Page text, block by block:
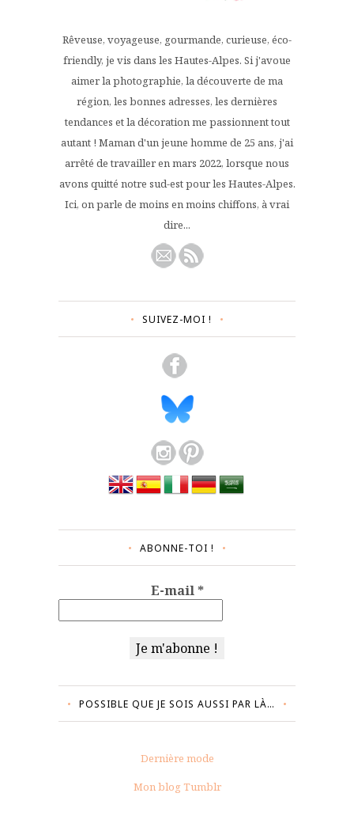
Rêveuse, voyageuse, gourmande, curieuse, éco-
friendly, je vis dans les Hautes-Alpes. Si j'avoue
aimer la photographie, la découverte de ma
région, les bonnes adresses, les dernières
tendances et la décoration me passionnent tout
autant ! Maman d'un jeune homme de 25 ans, j'ai
arrêté de travailler en mars 2022, lorsque nous
avons quitté notre sud-est pour les Hautes-Alpes.
Ici, on parle de moins en moins chiffons, à vrai
dire...
SUIVEZ-MOI !
ABONNE-TOI !
E-mail*
POSSIBLE QUE JE SOIS AUSSI PAR LÀ…
Dernière mode
Mon blog Tumblr